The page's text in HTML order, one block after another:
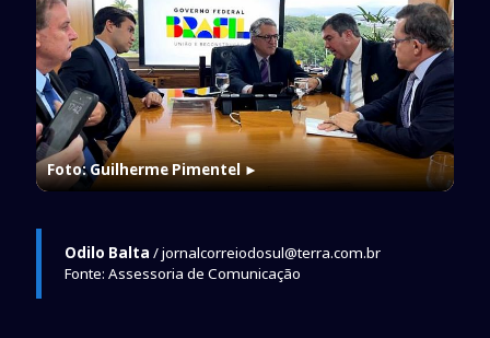
Foto: Guilherme Pimentel►
Odilo Balta / jornalcorreiodosul@terra.com.br
Fonte: Assessoria de Comunicação